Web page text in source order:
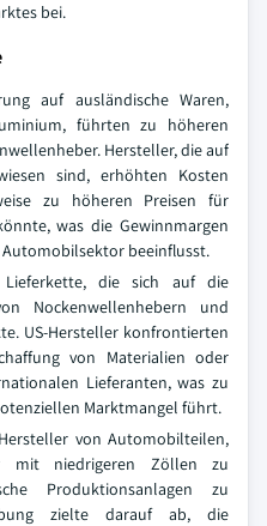
bei.
auf ausländische Waren,
führten zu höheren
Hersteller, die auf
sind, erhöhten Kosten
zu höheren Preisen für
was die Gewinnmargen
beeinflusst.
die sich auf die
Nockenwellenhebern und
US-Hersteller konfrontierten
von Materialien oder
Lieferanten, was zu
Marktmangel führt.
von Automobilteilen,
mit niedrigeren Zöllen zu
Produktionsanlagen zu
zielte darauf ab, die